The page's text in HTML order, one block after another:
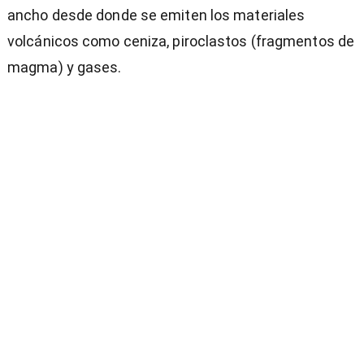
ancho desde donde se emiten los materiales
volcánicos como ceniza, piroclastos (fragmentos de
magma) y gases.